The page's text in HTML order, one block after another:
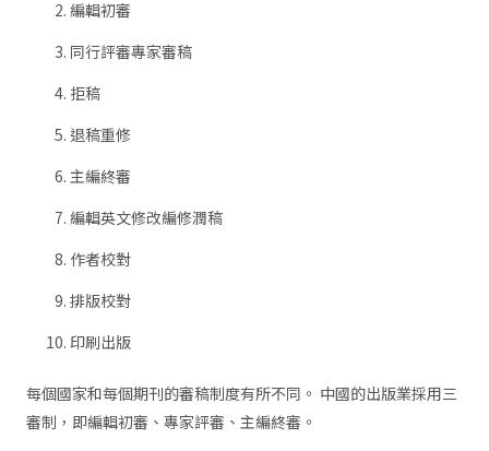
編輯初審
同行評審專家審稿
拒稿
退稿重修
主編終審
編輯英文修改編修潤稿
作者校對
排版校對
印刷出版
每個國家和每個期刊的審稿制度有所不同。 中國的出版業採用三
審制，即編輯初審、專家評審、主編終審。